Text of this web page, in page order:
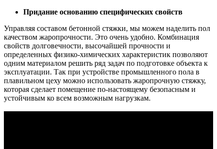
Придание основанию специфических свойств
Управляя составом бетонной стяжки, мы можем наделить пол
качеством жаропрочности. Это очень удобно. Комбинация
свойств долговечности, высочайшей прочности и
определенных физико-химических характеристик позволяют
одним материалом решить ряд задач по подготовке объекта к
эксплуатации. Так при устройстве промышленного пола в
плавильном цеху можно использовать жаропрочную стяжку,
которая сделает помещение по-настоящему безопасным и
устойчивым ко всем возможным нагрузкам.